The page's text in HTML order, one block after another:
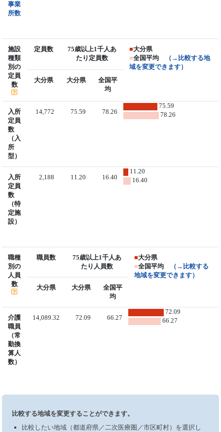
事業
所数
施設
種類
別の
定員
数
定員数
75歳以上1千人あ
たり定員数
■大分県
■全国平均
（→比較する地
域を変更できます）
大分県
大分県
全国平
均
入所
定員
数
（入
所
型）
14,772 75.59 78.26
75.59
78.26
入所
定員
数
（特
定施
設）
2,188 11.20 16.40
11.20
16.40
職種
別の
人員
数
職員数
75歳以上1千人あ
たり人員数
■大分県
■全国平均
（→比較する
地域を変更できます）
大分県
大分県
全国平
均
介護
職員
（常
勤換
算人
数）
14,089.32 72.09 66.27
72.09
66.27
比較する地域を変更することができます。
比較したい地域（都道府県／二次医療圏／市区町村）を選択し